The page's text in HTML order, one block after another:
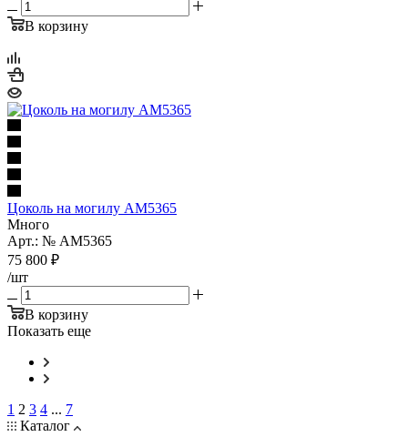
В корзину
Цоколь на могилу AM5365
Много
Арт.: № AM5365
75 800 ₽
/шт
В корзину
Показать еще
1 2 3 4 ... 7
Каталог